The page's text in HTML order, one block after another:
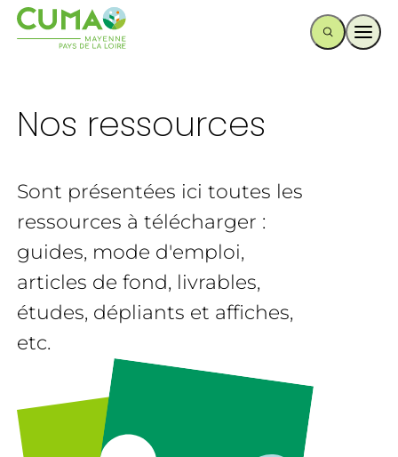
Nos ressources
Sont présentées ici toutes les
ressources à télécharger :
guides, mode d'emploi,
articles de fond, livrables,
études, dépliants et affiches,
etc.